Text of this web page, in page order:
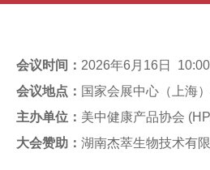
会议时间： 2026年6月16日
会议地点： 国家会展中心（上海
主办单位： 美中健康产品协会
大会赞助： 湖南杰萃生物技术有